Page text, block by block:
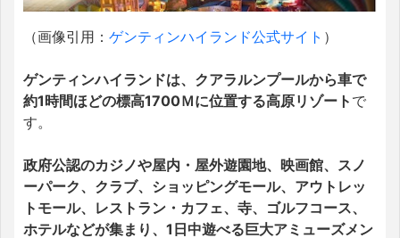
（画像引用： ゲンティンハイランド公式サイト ）
ゲンティンハイランドは、クアラルンプールから車で
約1時間ほどの標高1700Ｍに位置する高原リゾート で
す。
政府公認のカジノや屋内・屋外遊園地、映画館、スノ
ーパーク、クラブ、ショッピングモール、アウトレッ
トモール、レストラン・カフェ、寺、ゴルフコース、
ホテルなどが集まり、1日中遊べる巨大アミューズメン